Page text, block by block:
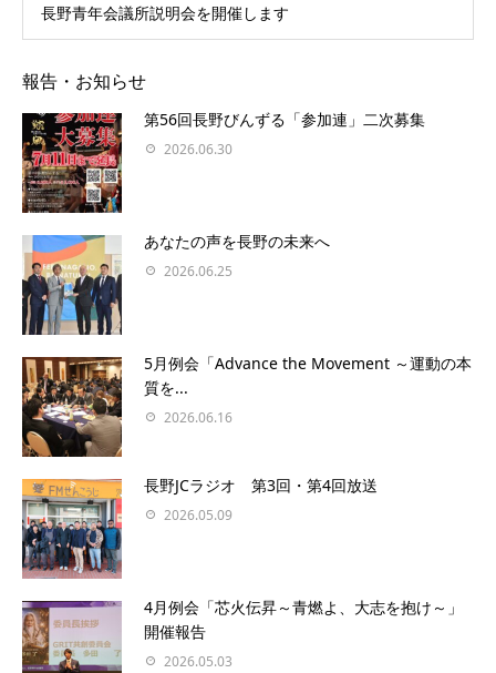
長野青年会議所説明会を開催します
報告・お知らせ
第56回長野びんずる「参加連」二次募集
2026.06.30
あなたの声を⻑野の未来へ
2026.06.25
5月例会「Advance the Movement ～運動の本
質を...
2026.06.16
長野JCラジオ 第3回・第4回放送
2026.05.09
4月例会「芯火伝昇～青燃よ、大志を抱け～」
開催報告
2026.05.03